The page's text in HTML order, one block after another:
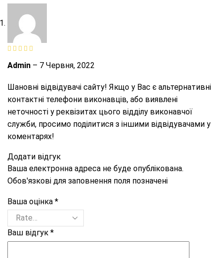
Admin – 7 Червня, 2022
Шановні відвідувачі сайту! Якщо у Вас є альтернативні
контактні телефони виконавців, або виявлені
неточності у реквізитах цього відділу виконавчої
служби, просимо поділитися з іншими відвідувачами у
коментарях!
Додати відгук
Ваша електронна адреса не буде опублікована.
Обов'язкові для заповнення поля позначені
Ваша оцінка *
Ваш відгук *